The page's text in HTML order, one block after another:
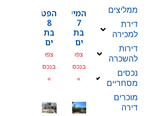
ממליצים
דירת
למכירה
דירות
להשכרה
נכסים
מסחריים
מוכרים
דירה
המייסדים
7
בת
ים
צפו
בנכס
»
הפטמן
8
בת
ים
צפו
בנכס
»